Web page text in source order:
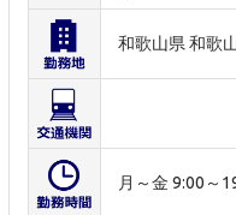
和歌山県 和歌
月～金 9:00～